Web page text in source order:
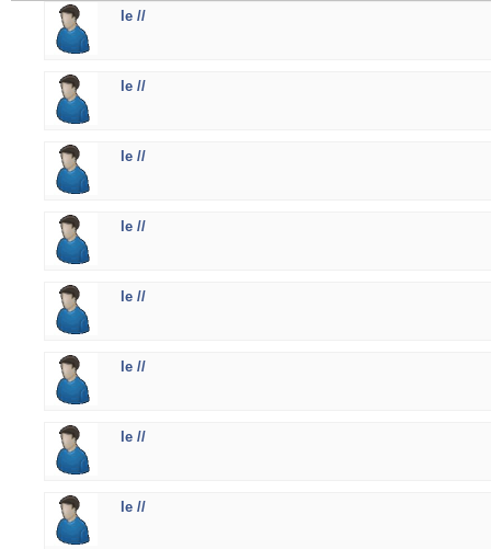
le //
le //
le //
le //
le //
le //
le //
le //